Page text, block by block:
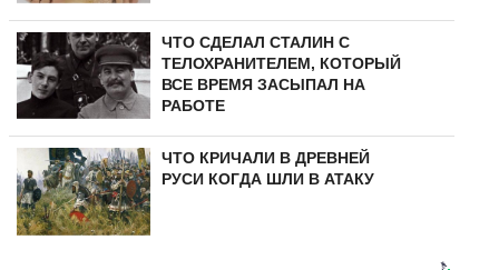
ЧТО СДЕЛАЛ СТАЛИН С
ТЕЛОХРАНИТЕЛЕМ, КОТОРЫЙ
ВСЕ ВРЕМЯ ЗАСЫПАЛ НА
РАБОТЕ
ЧТО КРИЧАЛИ В ДРЕВНЕЙ
РУСИ КОГДА ШЛИ В АТАКУ